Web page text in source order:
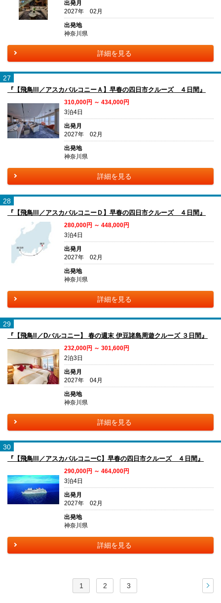
出発月
2027年 02月
出発地
神奈川県
詳細を見る
27
『【飛鳥III／アスカバルコニーＡ】早春の四日市クルーズ ４日間』
310,000円 ～ 434,000円
3泊4日
出発月
2027年 02月
出発地
神奈川県
詳細を見る
28
『【飛鳥III／アスカバルコニーＤ】早春の四日市クルーズ ４日間』
280,000円 ～ 448,000円
3泊4日
出発月
2027年 02月
出発地
神奈川県
詳細を見る
29
『【飛鳥II／Dバルコニー】 春の週末 伊豆諸島周遊クルーズ ３日間』
232,000円 ～ 301,600円
2泊3日
出発月
2027年 04月
出発地
神奈川県
詳細を見る
30
『【飛鳥III／アスカバルコニーC】早春の四日市クルーズ ４日間』
290,000円 ～ 464,000円
3泊4日
出発月
2027年 02月
出発地
神奈川県
詳細を見る
1 2 3